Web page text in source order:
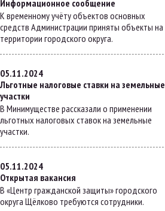
Информационное сообщение
К временному учёту объектов основных
средств Администрации приняты объекты на
территории городского округа.
05.11.2024
Льготные налоговые ставки на земельные
участки
В Минимуществе рассказали о применении
льготных налоговых ставок на земельные
участки.
05.11.2024
Открытая вакансия
В «Центр гражданской защиты» городского
округа Щёлково требуются сотрудники.